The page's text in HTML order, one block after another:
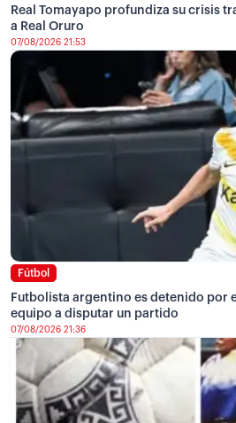
Real Tomayapo profundiza su crisis
a Real Oruro
07/08/2026 21:53
Fútbol
Futbolista argentino es detenido por
equipo a disputar un partido
07/08/2026 21:36